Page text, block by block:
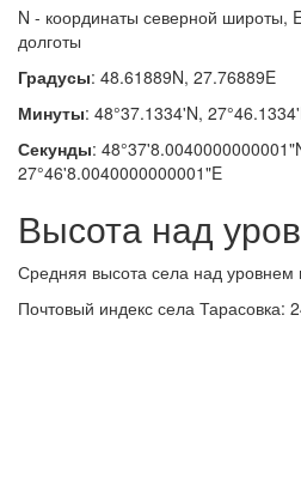
N - координаты северной широты,
долготы
Градусы: 48.61889N, 27.76889E
Минуты: 48°37.1334'N,
Секунды:
27°46'8.0040000000001"E
Высота над
Средняя высота села над
Почтовый индекс села Тарасовка: